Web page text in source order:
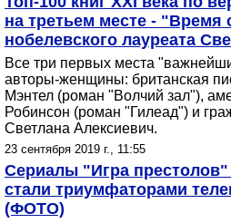
на третьем месте - "Время
нобелевского лауреата
Все три первых места
авторы-женщины: британская
Мэнтел (роман "Волчий зал"),
Робинсон (роман "Гилеад") и
Светлана Алексиевич.
23 сентября 2019 г., 11:55
Сериалы "Игра
стали триумфаторами
(ФОТО)